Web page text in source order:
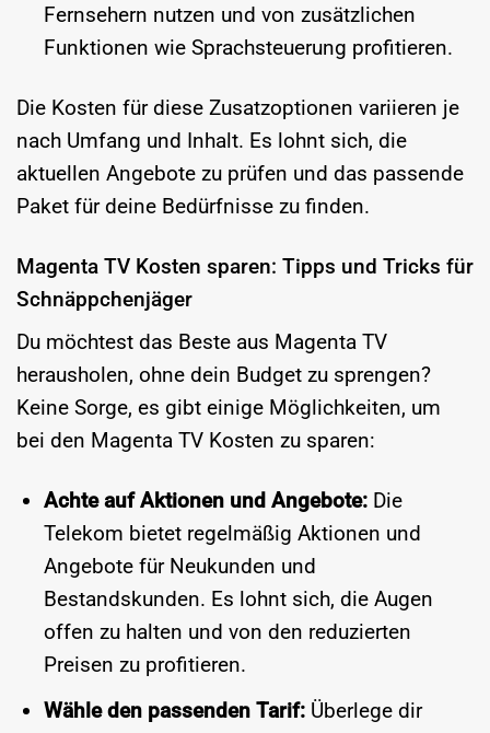
Fernsehern nutzen und von zusätzlichen
Funktionen wie Sprachsteuerung profitieren.
Die Kosten für diese Zusatzoptionen variieren je
nach Umfang und Inhalt. Es lohnt sich, die
aktuellen Angebote zu prüfen und das passende
Paket für deine Bedürfnisse zu finden.
Magenta TV Kosten sparen: Tipps und Tricks für
Schnäppchenjäger
Du möchtest das Beste aus Magenta TV
herausholen, ohne dein Budget zu sprengen?
Keine Sorge, es gibt einige Möglichkeiten, um
bei den Magenta TV Kosten zu sparen:
Achte auf Aktionen und Angebote:Die
Telekom bietet regelmäßig Aktionen und
Angebote für Neukunden und
Bestandskunden. Es lohnt sich, die Augen
offen zu halten und von den reduzierten
Preisen zu profitieren.
Wähle den passenden Tarif:Überlege dir